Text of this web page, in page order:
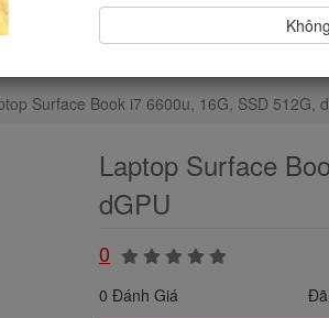
Surface Book i7 6600u, 16G, SSD 512G,
Laptop Surface
dGPU
0
0 Đánh Giá